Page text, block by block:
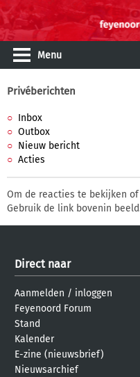
Menu
Privéberichten
Inbox
Outbox
Nieuw bericht
Acties
Om de reacties te bekijken
Gebruik de link bovenin
Direct naar
Aanmelden / inloggen
Feyenoord Forum
Stand
Kalender
E-zine (nieuwsbrief)
Nieuwsarchief